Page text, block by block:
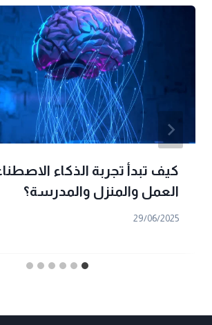
كيف تبدأ تجربة الذكاء
العمل والمنزل والمدرسة؟
29/06/2025